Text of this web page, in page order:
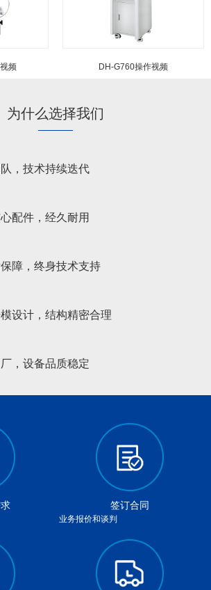
频 DH-G760操作视频
为什么选择我们
，技术持续迭代
配件，经久耐用
障，终身技术支持
设计，结构精密合理
，设备品质稳定
签订合同
业务报价和谈判